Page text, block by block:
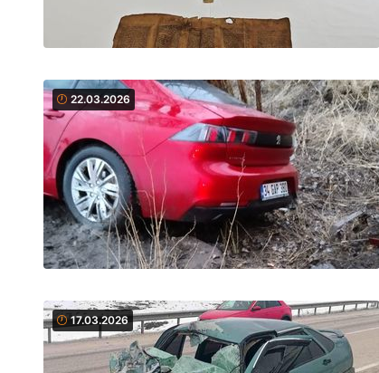
22.03.2026
17.03.2026